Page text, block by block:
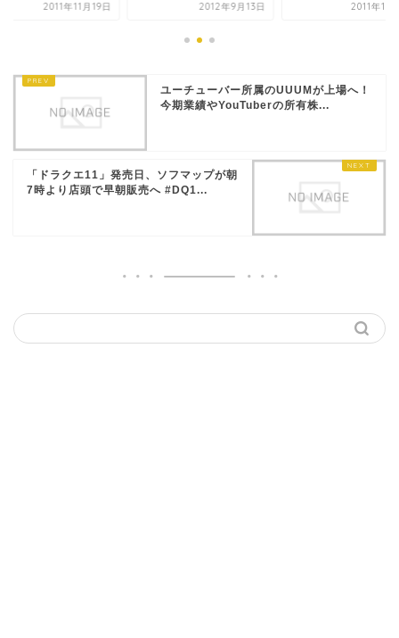
2011年11月19日 2012年9月13日 2011年10
ユーチューバー所属のUUUMが上場へ！
今期業績やYouTuberの所有株...
「ドラクエ11」発売日、ソフマップが朝
7時より店頭で早朝販売へ #DQ1...